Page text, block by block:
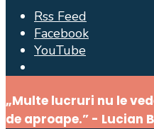
Rss Feed
Facebook
YouTube
Window
„Multe lucruri nu le
de aproape.” - Lucian